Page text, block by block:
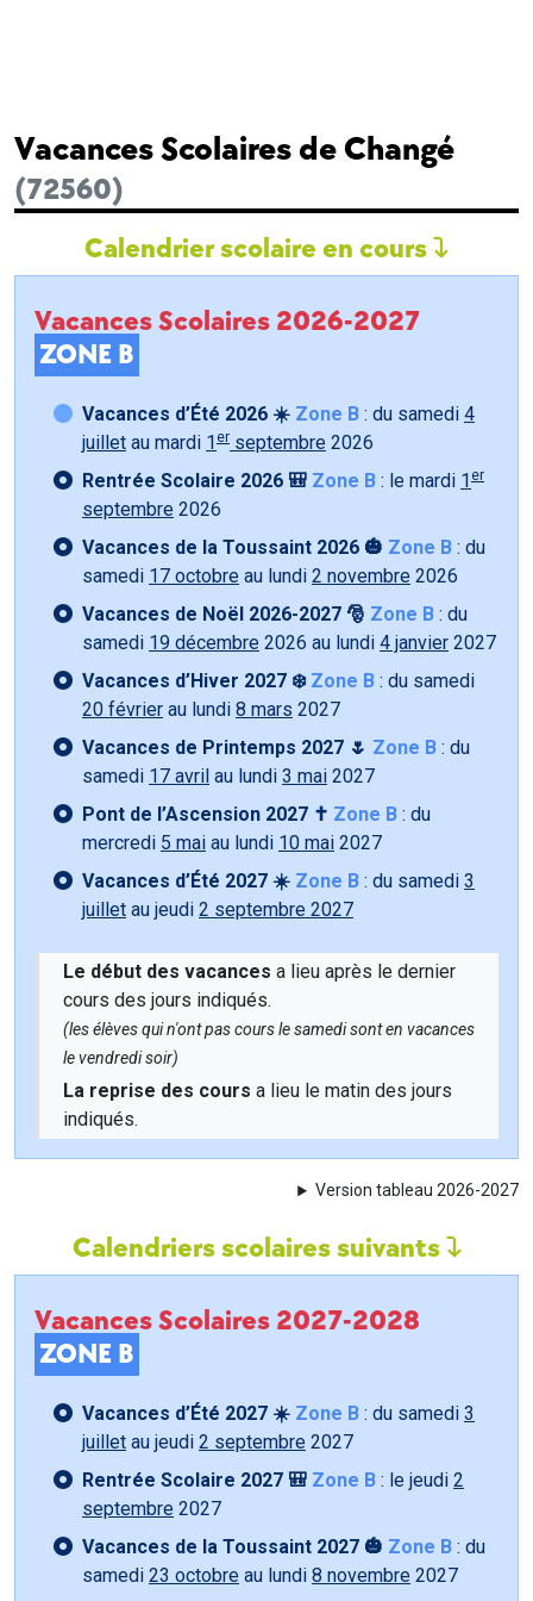
Vacances Scolaires de Changé
(72560)
Calendrier scolaire en cours
Vacances Scolaires 2026-2027
ZONE B
Vacances d’Été 2026 ☀️ Zone B : du samedi 4
juillet au mardi 1 er septembre 2026
Rentrée Scolaire 2026 🎒 Zone B : le mardi 1 er
septembre 2026
Vacances de la Toussaint 2026 🎃 Zone B : du
samedi 17 octobre au lundi 2 novembre 2026
Vacances de Noël 2026-2027 🎅 Zone B : du
samedi 19 décembre 2026 au lundi 4 janvier 2027
Vacances d’Hiver 2027 ❄️ Zone B : du samedi
20 février au lundi 8 mars 2027
Vacances de Printemps 2027 🌷 Zone B : du
samedi 17 avril au lundi 3 mai 2027
Pont de l’Ascension 2027 ✝️ Zone B : du
mercredi 5 mai au lundi 10 mai 2027
Vacances d’Été 2027 ☀️ Zone B : du samedi 3
juillet au jeudi 2 septembre 2027
Le début des vacances a lieu après le dernier
cours des jours indiqués.
(les élèves qui n'ont pas cours le samedi sont en vacances
le vendredi soir)
La reprise des cours a lieu le matin des jours
indiqués.
Version tableau 2026-2027
Calendriers scolaires suivants
Vacances Scolaires 2027-2028
ZONE B
Vacances d’Été 2027 ☀️ Zone B : du samedi 3
juillet au jeudi 2 septembre 2027
Rentrée Scolaire 2027 🎒 Zone B : le jeudi 2
septembre 2027
Vacances de la Toussaint 2027 🎃 Zone B : du
samedi 23 octobre au lundi 8 novembre 2027